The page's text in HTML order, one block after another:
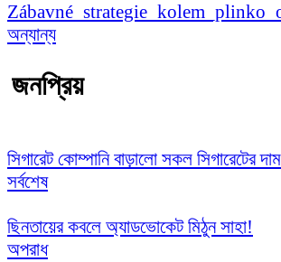
অন্যান্য
জনপ্রিয়
সিগারেট কোম্পানি বাড়ালো সকল সিগারেটের
সর্বশেষ
ছিনতায়ের কবলে অ্যাডভোকেট মিঠুন সাহা!
অপরাধ